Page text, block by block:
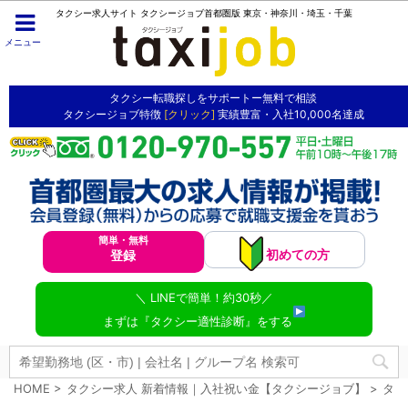
メニュー
タクシー求人サイト タクシージョブ首都圏版 東京・神奈川・埼玉・千葉
タクシー転職探しをサポートー無料で相談
タクシージョブ特徴 [クリック] 実績豊富・入社10,000名達成
簡単・無料
登録 初めての方
＼ LINEで簡単！約30秒／
まずは『タクシー適性診断』をする
HOME > タクシー求人 新着情報｜入社祝い金【タクシージョブ】 > タ